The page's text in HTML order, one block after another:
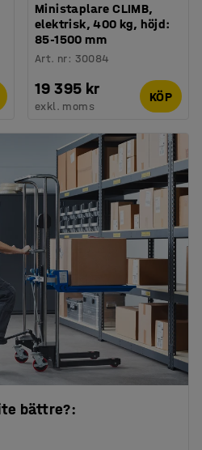
Ministaplare CLIMB,
elektrisk, 400 kg, höjd:
85-1500 mm
Art. nr: 30084
19 395 kr
exkl. moms
KÖP
bättre?: